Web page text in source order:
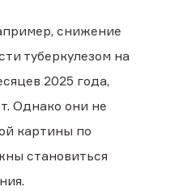
снижение
туберкулезом на
2025 года,
Однако они не
картины по
становиться